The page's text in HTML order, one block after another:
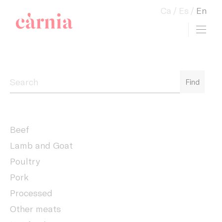
Ca Es En
Find
Beef
Lamb and Goat
Poultry
Pork
Processed
Other meats